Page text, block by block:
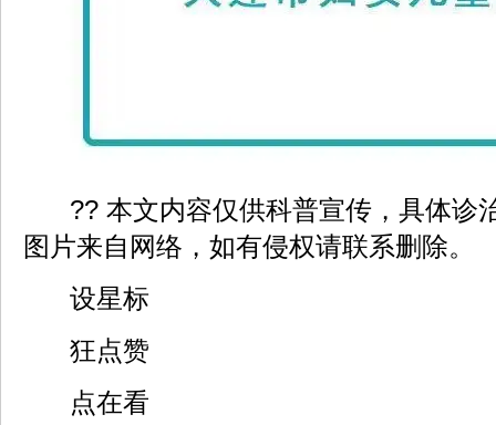
?? 本文内容仅供科普宣传，具体诊
图片来自网络，如有侵权请联系删除。
设星标
狂点赞
点在看